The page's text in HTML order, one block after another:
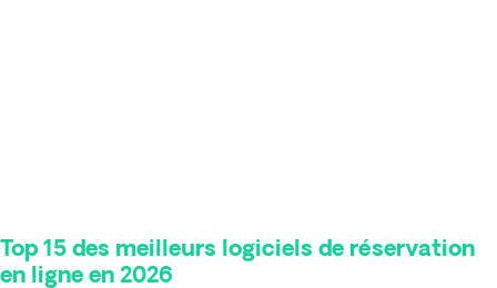
Top 15 des meilleurs logiciels de réservation
en ligne en 2026